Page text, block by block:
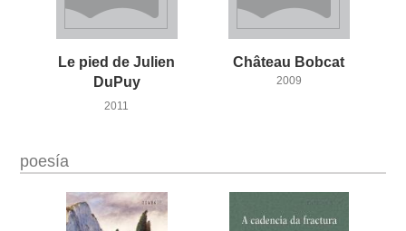
Le pied de Julien
DuPuy
2011
Château Bobcat
2009
poesía